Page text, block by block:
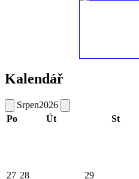
Kalendář
Srpen2026
Po
Út St
27 28 29